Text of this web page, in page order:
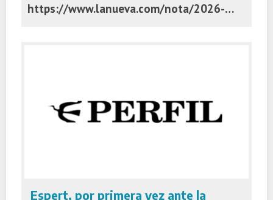
https://www.lanueva.com/nota/2026-7-7-5-0-10-coronel-pringles-se-unio-a-la-movida-de-regionalizacion-impulsada-por-la-uibb
Espert, por primera vez ante la